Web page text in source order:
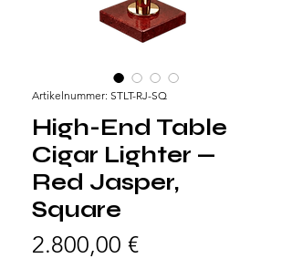
Artikelnummer: STLT-RJ-SQ
High-End Table
Cigar Lighter —
Red Jasper,
Square
2.800,00 €Preis